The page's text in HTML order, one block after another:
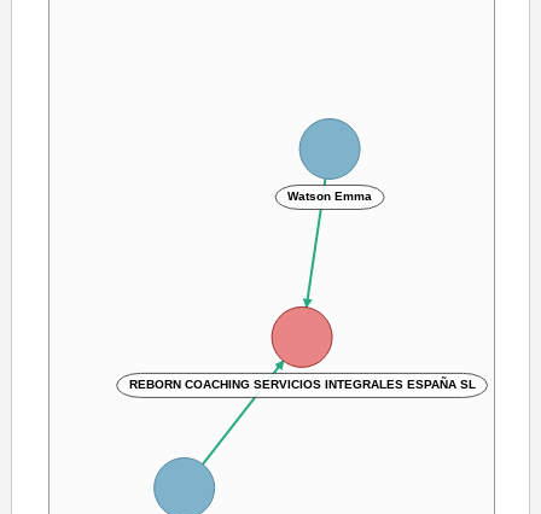
REBORN COACHING SERVICIOS INTEGRALES ESPAÑA SL
Watson Emma